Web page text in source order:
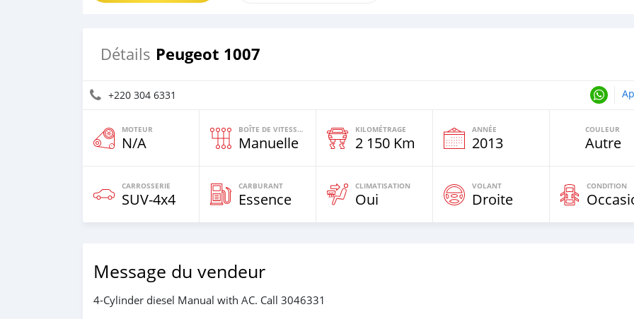
Détails Peugeot 1007
+220 304 6331
MOTEUR
N/A
BOÎTE DE VITESSES
Manuelle
KILOMÉTRAGE
2 150 Km
ANNÉE
2013
COULEUR
Autre
CARROSSERIE
SUV‒4x4
CARBURANT
Essence
CLIMATISATION
Oui
VOLANT
Droite
CONDITION
Message du vendeur
4-Cylinder diesel Manual with AC. Call 3046331